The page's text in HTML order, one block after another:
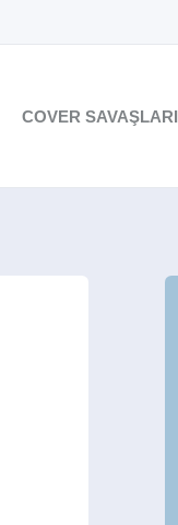
COVER SAVAŞLARI